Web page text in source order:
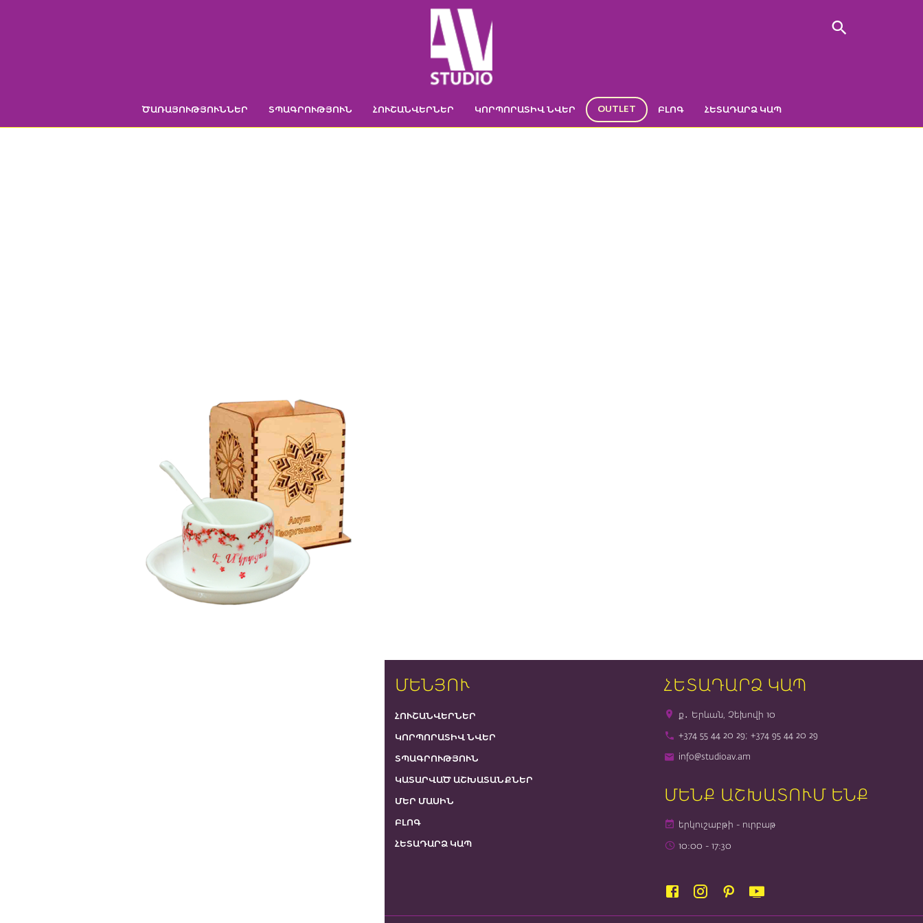
ԾԱՌԱՅՈՒԹՅՈՒՆՆԵՐ ՏՊԱԳՐՈՒԹՅՈՒՆ ՀՈՒՇԱՆՎԵՐՆԵՐ ԿՈՐՊՈՐԱՏԻՎ ՆՎԵՐ OUTLET ԲԼՈԳ ՀԵՏԱԴԱՐՁ ԿԱՊ
ՄԵՆՅՈՒ
ՀՈՒՇԱՆՎԵՐՆԵՐ
ԿՈՐՊՈՐԱՏԻՎ ՆՎԵՐ
ՏՊԱԳՐՈՒԹՅՈՒՆ
ԿԱՏԱՐՎԱԾ ԱՇԽԱՏԱՆՔՆԵՐ
ՄԵՐ ՄԱՍԻՆ
ԲԼՈԳ
ՀԵՏԱԴԱՐՁ ԿԱՊ
ՀԵՏԱԴԱՐՁ ԿԱՊ
ք․ Երևան, Չեխովի 10
+374 55 44 20 29; +374 95 44 20 29
info@studioav.am
ՄԵՆՔ ԱՇԽԱՏՈՒՄ ԵՆՔ
երկուշաբթի - ուրբաթ
10։00 - 17։30